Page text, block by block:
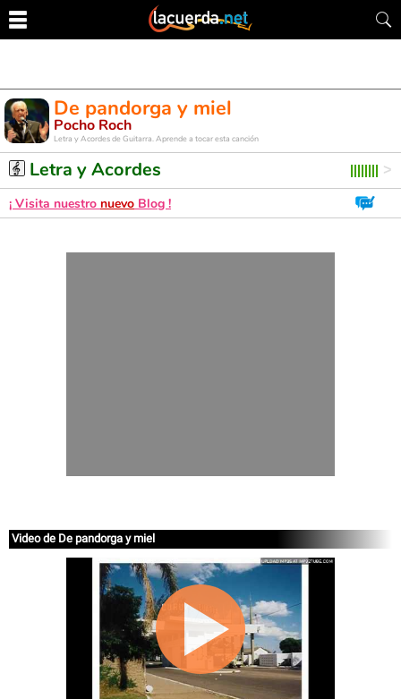
De pandorga y miel
Pocho Roch
Letra y Acordes de Guitarra. Aprende a tocar esta canción
Letra y Acordes
¡ Visita nuestro nuevo Blog !
Video de De pandorga y miel